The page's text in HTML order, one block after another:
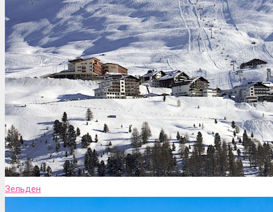
Зельден